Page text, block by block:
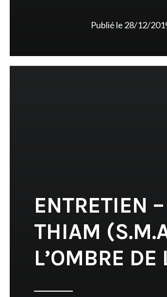
Publié le 28/12/
ENTRETIEN
THIAM
L’OMBRE DE